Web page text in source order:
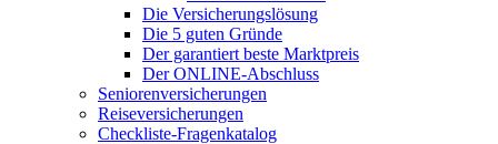
Die Versicherungslösung
Die 5 guten Gründe
Der garantiert beste Marktpreis
Der ONLINE-Abschluss
Seniorenversicherungen
Reiseversicherungen
Checkliste-Fragenkatalog